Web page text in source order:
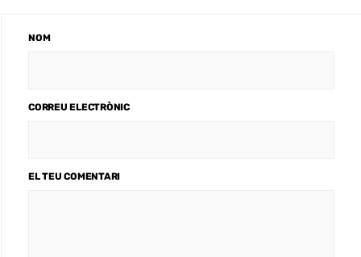
NOM
CORREU ELECTRÒNIC
EL TEU COMENTARI